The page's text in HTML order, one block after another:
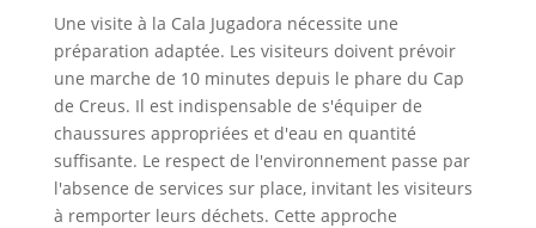
Une visite à la Cala Jugadora nécessite une
préparation adaptée. Les visiteurs doivent prévoir
une marche de 10 minutes depuis le phare du Cap
de Creus. Il est indispensable de s'équiper de
chaussures appropriées et d'eau en quantité
suffisante. Le respect de l'environnement passe par
l'absence de services sur place, invitant les visiteurs
à remporter leurs déchets. Cette approche